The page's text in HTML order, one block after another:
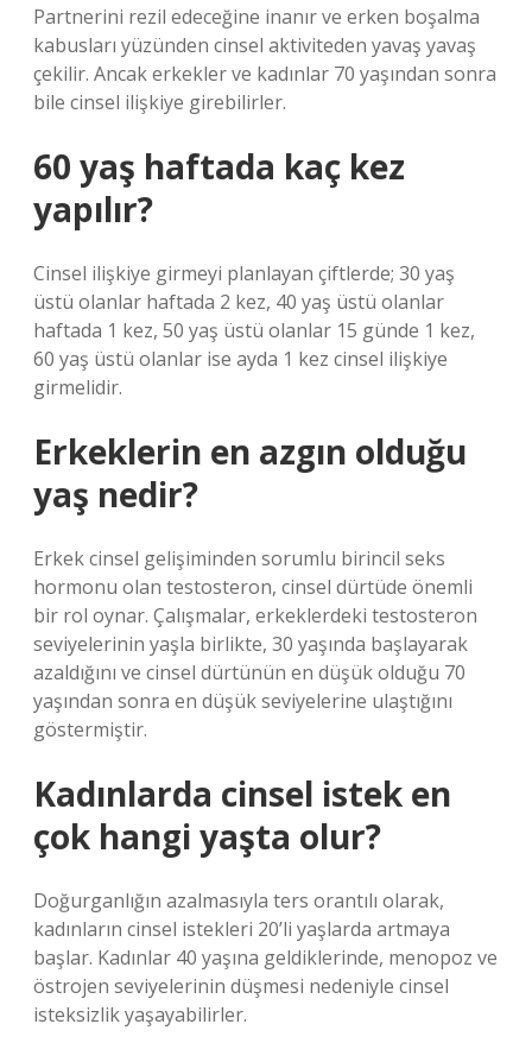
Partnerini rezil edeceğine inanır ve erken boşalma
kabusları yüzünden cinsel aktiviteden yavaş yavaş
çekilir. Ancak erkekler ve kadınlar 70 yaşından sonra
bile cinsel ilişkiye girebilirler.
60 yaş haftada kaç kez
yapılır?
Cinsel ilişkiye girmeyi planlayan çiftlerde; 30 yaş
üstü olanlar haftada 2 kez, 40 yaş üstü olanlar
haftada 1 kez, 50 yaş üstü olanlar 15 günde 1 kez,
60 yaş üstü olanlar ise ayda 1 kez cinsel ilişkiye
girmelidir.
Erkeklerin en azgın olduğu
yaş nedir?
Erkek cinsel gelişiminden sorumlu birincil seks
hormonu olan testosteron, cinsel dürtüde önemli
bir rol oynar. Çalışmalar, erkeklerdeki testosteron
seviyelerinin yaşla birlikte, 30 yaşında başlayarak
azaldığını ve cinsel dürtünün en düşük olduğu 70
yaşından sonra en düşük seviyelerine ulaştığını
göstermiştir.
Kadınlarda cinsel istek en
çok hangi yaşta olur?
Doğurganlığın azalmasıyla ters orantılı olarak,
kadınların cinsel istekleri 20’li yaşlarda artmaya
başlar. Kadınlar 40 yaşına geldiklerinde, menopoz ve
östrojen seviyelerinin düşmesi nedeniyle cinsel
isteksizlik yaşayabilirler.